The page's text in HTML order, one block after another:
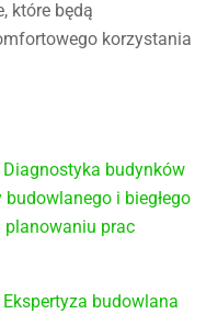
które będą
korzystania
budynków
i biegłego
planowaniu prac
budowlana